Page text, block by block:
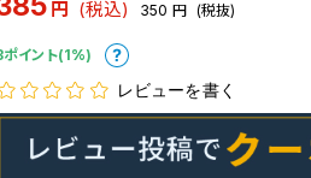
円 (税込) 350 円 (税抜)
ポイント(1%)
レビューを書く